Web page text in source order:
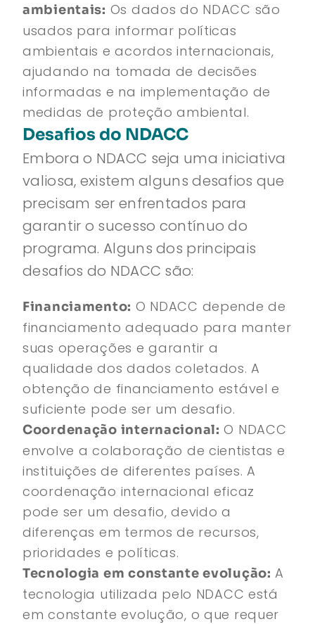
ambientais: Os dados do NDACC são
usados para informar políticas
ambientais e acordos internacionais,
ajudando na tomada de decisões
informadas e na implementação de
medidas de proteção ambiental.
Desafios do NDACC
Embora o NDACC seja uma iniciativa
valiosa, existem alguns desafios que
precisam ser enfrentados para
garantir o sucesso contínuo do
programa. Alguns dos principais
desafios do NDACC são:
Financiamento: O NDACC depende de
financiamento adequado para manter
suas operações e garantir a
qualidade dos dados coletados. A
obtenção de financiamento estável e
suficiente pode ser um desafio.
Coordenação internacional: O NDACC
envolve a colaboração de cientistas e
instituições de diferentes países. A
coordenação internacional eficaz
pode ser um desafio, devido a
diferenças em termos de recursos,
prioridades e políticas.
Tecnologia em constante evolução: A
tecnologia utilizada pelo NDACC está
em constante evolução, o que requer